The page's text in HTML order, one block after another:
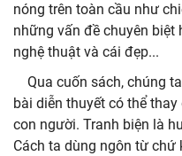
nóng trên toàn cầu như
những vấn đề chuyên biệt
nghệ thuật và cái đẹp...
Qua cuốn sách, chúng
bài diễn thuyết có thể
con người. Tranh biện là
Cách ta dùng ngôn từ